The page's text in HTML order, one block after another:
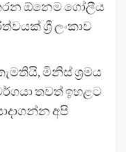
ඕනෙම ගෝලීය
ශ්‍රී ලංකාව
මිනිස් ශ්‍රමය
තවත් ඉහළට
අපි